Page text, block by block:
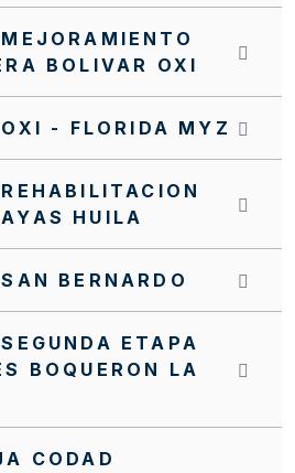
BOLIVAR OXI
- FLORIDA MYZ
HUILA
BERNARDO
ETAPA
BOQUERON LA
CODAD